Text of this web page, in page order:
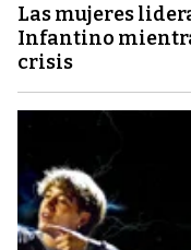
Las mujeres
Infantino
crisis